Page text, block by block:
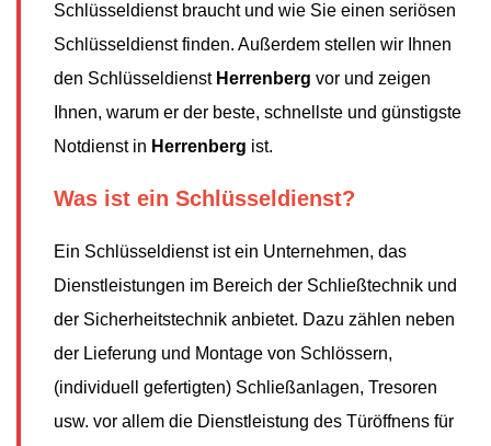
Schlüsseldienst braucht und wie Sie einen seriösen
Schlüsseldienst finden. Außerdem stellen wir Ihnen
den Schlüsseldienst Herrenberg vor und zeigen
Ihnen, warum er der beste, schnellste und günstigste
Notdienst in Herrenberg ist.
Was ist ein Schlüsseldienst?
Ein Schlüsseldienst ist ein Unternehmen, das
Dienstleistungen im Bereich der Schließtechnik und
der Sicherheitstechnik anbietet. Dazu zählen neben
der Lieferung und Montage von Schlössern,
(individuell gefertigten) Schließanlagen, Tresoren
usw. vor allem die Dienstleistung des Türöffnens für